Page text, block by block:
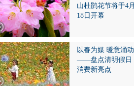
山杜鹃花节将于4月
18日开幕
以春为媒 暖意涌动
——盘点清明假日
消费新亮点